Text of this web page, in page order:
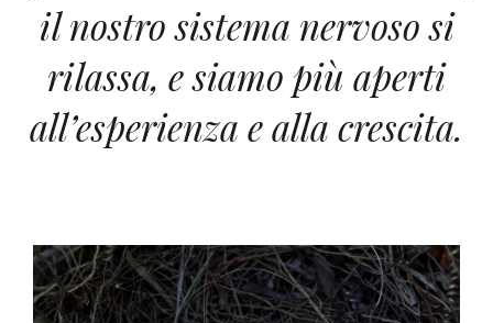
il nostro sistema nervoso si
rilassa, e siamo più aperti
all’esperienza e alla crescita.